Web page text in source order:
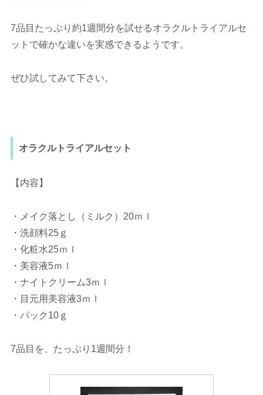
7品目たっぷり約1週間分を試せるオラクルトライアルセ
ットで確かな違いを実感できるようです。
ぜひ試してみて下さい。
オラクルトライアルセット
【内容】
・メイク落とし（ミルク）20ｍｌ
・洗顔料25ｇ
・化粧水25ｍｌ
・美容液5ｍｌ
・ナイトクリーム3ｍｌ
・目元用美容液3ｍｌ
・パック10ｇ
7品目を、たっぷり1週間分！